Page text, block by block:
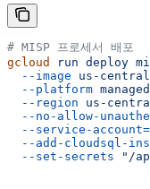
# MISP 프로세서 배포
gcloud
run deploy
  --image
us-
  --platform
managed
  --region
us-
--no-allow-
  --service-account=
--add-cloudsql-
  --set-secrets
"/